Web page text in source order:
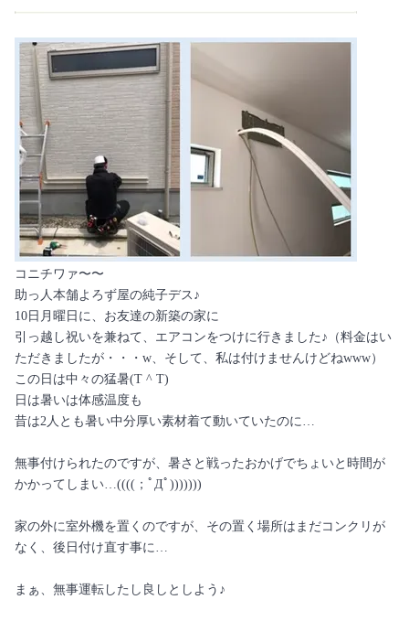
コニチワァ〜〜
助っ人本舗よろず屋の純子デス♪
10日月曜日に、お友達の新築の家に
引っ越し祝いを兼ねて、エアコンをつけに行きました♪（料金はい
ただきましたが・・・w、そして、私は付けませんけどねwww）
この日は中々の猛暑(T ^ T)
日は暑いは体感温度も
昔は2人とも暑い中分厚い素材着て動いていたのに…
無事付けられたのですが、暑さと戦ったおかげでちょいと時間が
かかってしまい…((((；ﾟДﾟ)))))))
家の外に室外機を置くのですが、その置く場所はまだコンクリが
なく、後日付け直す事に…
まぁ、無事運転したし良しとしよう♪